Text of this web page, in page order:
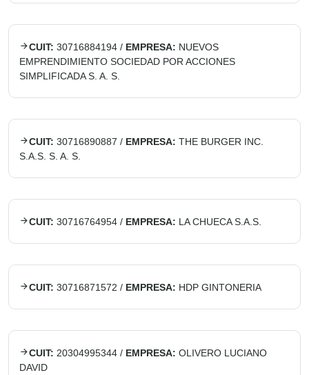
CUIT: 30716884194 / EMPRESA: NUEVOS
EMPRENDIMIENTO SOCIEDAD POR ACCIONES
SIMPLIFICADA S. A. S.
CUIT: 30716890887 / EMPRESA: THE BURGER INC.
S.A.S. S. A. S.
CUIT: 30716764954 / EMPRESA: LA CHUECA S.A.S.
CUIT: 30716871572 / EMPRESA: HDP GINTONERIA
CUIT: 20304995344 / EMPRESA: OLIVERO LUCIANO
DAVID